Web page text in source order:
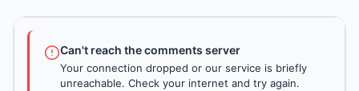
Can't reach the comments server
Your connection dropped or our service is briefly
unreachable. Check your internet and try again.